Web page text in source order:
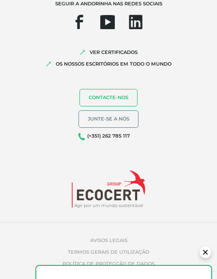
Qualidade e segurança alimentar
Responsabilidade Social Empresarial
Declarações ambientais
Agir por um mundo sustentável
SEGUIR A ANDORINHA NAS REDES SOCIAIS
VER CERTIFICADOS
OS NOSSOS ESCRITÓRIOS EM TODO O MUNDO
CONTACTE-NOS
JUNTE-SE A NÓS
(+351) 262 785 117
AVISOS LEGAIS
TERMOS GERAIS DE UTILIZAÇÃO
POLÍTICA DE PROTECÇÃO DE DADOS